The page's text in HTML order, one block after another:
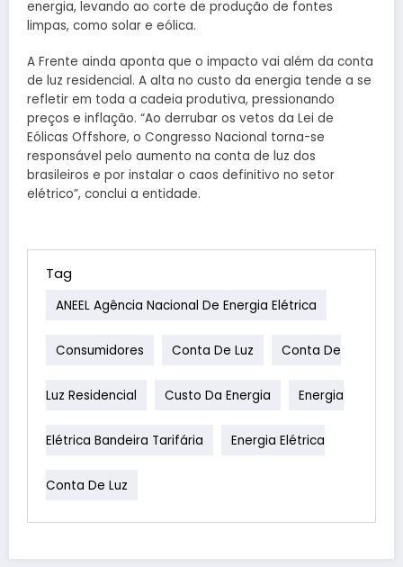
energia, levando ao corte de produção de fontes
limpas, como solar e eólica.
A Frente ainda aponta que o impacto vai além da conta
de luz residencial. A alta no custo da energia tende a se
refletir em toda a cadeia produtiva, pressionando
preços e inflação. “Ao derrubar os vetos da Lei de
Eólicas Offshore, o Congresso Nacional torna-se
responsável pelo aumento na conta de luz dos
brasileiros e por instalar o caos definitivo no setor
elétrico”, conclui a entidade.
Tag
ANEEL Agência Nacional De Energia Elétrica
Consumidores Conta De Luz Conta De
Luz Residencial Custo Da Energia Energia
Elétrica Bandeira Tarifária Energia Elétrica
Conta De Luz